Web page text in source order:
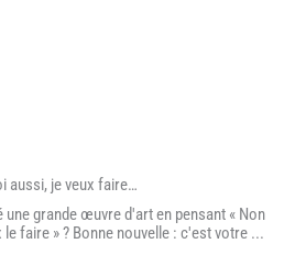
aussi, je veux faire…
une grande œuvre d'art en pensant « Non
faire » ? Bonne nouvelle : c'est votre ...